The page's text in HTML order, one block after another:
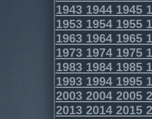
194319441945
195319541955
196319641965
197319741975
198319841985
199319941995
200320042005
201320142015